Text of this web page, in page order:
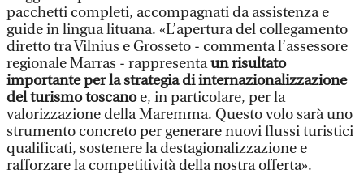
pacchetti completi, accompagnati da assistenza e
guide in lingua lituana. «L’apertura del collegamento
diretto tra Vilnius e Grosseto - commenta l’assessore
regionale Marras - rappresentaun risultato
importante per la strategia di internazionalizzazione
del turismo toscanoe, in particolare, per la
valorizzazione della Maremma. Questo volo sarà uno
strumento concreto per generare nuovi flussi turistici
qualificati, sostenere la destagionalizzazione e
rafforzare la competitività della nostra offerta».